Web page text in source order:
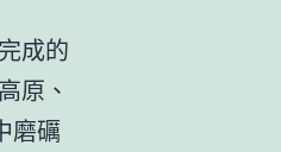
成的
原、
磨礪